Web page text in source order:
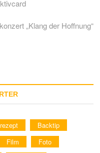
„Klang der Hoffnung“
Backtip
Film
Foto